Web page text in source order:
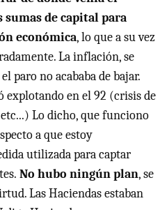
de capital para
económica, lo que a su vez
La inflación, se
paro no acababa de bajar.
explotando en el 92 (crisis de
Lo dicho, que funciono
a que estoy
utilizada para captar
No hubo ningún plan, se
Las Haciendas estaban